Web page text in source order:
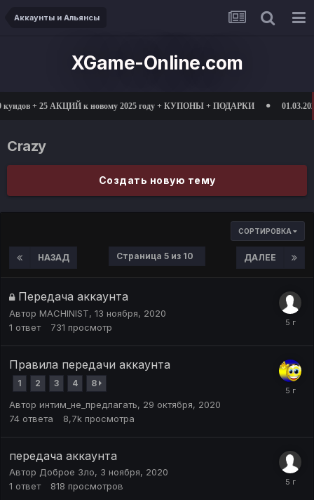
Аккаунты и Альянсы
XGame-Online.com
+ 25 АКЦИЙ к новому 2025 году + КУПОНЫ + ПОДАРКИ 01.03.2025
Crazy
Создать новую тему
СОРТИРОВКА
НАЗАД ДАЛЕЕ
Страница 5 из 10
Передача аккаунта
Автор MACHINIST, 13 ноября, 2020
1 ответ 731 просмотр
Правила передачи аккаунта
1 2 3 4 8
Автор интим_не_предлагать, 29 октября, 2020
74 ответа 8,7k просмотра
передача аккаунта
Автор Доброе Зло, 3 ноября, 2020
1 ответ 818 просмотров